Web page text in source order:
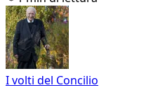
I volti del Concilio